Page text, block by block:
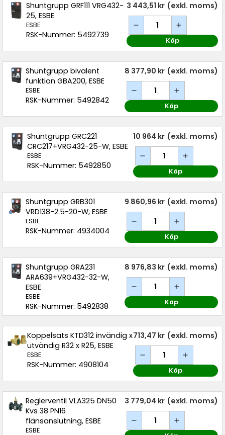
Shuntgrupp GRF111 VRG432-
25, ESBE
ESBE
RSK-Nummer: 5492739
3 443,51 kr (exkl. moms)
Köp
Shuntgrupp bivalent
funktion GBA200, ESBE
ESBE
RSK-Nummer: 5492842
8 377,90 kr (exkl. moms)
Köp
Shuntgrupp GRC221
CRC217+VRG432-25-W, ESBE
ESBE
RSK-Nummer: 5492850
10 964 kr (exkl. moms)
Köp
Shuntgrupp GRB301
VRD138-2.5-20-W, ESBE
ESBE
RSK-Nummer: 4934004
9 860,96 kr (exkl. moms)
Köp
Shuntgrupp GRA231
ARA639+VRG432-32-W,
ESBE
ESBE
RSK-Nummer: 5492838
8 976,83 kr (exkl. moms)
Köp
Koppelsats KTD312 invändig x
utvändig R32 x R25, ESBE
ESBE
RSK-Nummer: 4908104
713,47 kr (exkl. moms)
Köp
Reglerventil VLA325 DN50
Kvs 38 PN16
flänsanslutning, ESBE
ESBE
3 779,04 kr (exkl. moms)